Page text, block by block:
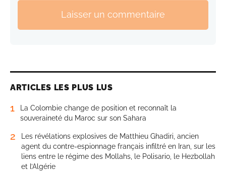
Laisser un commentaire
ARTICLES LES PLUS LUS
1
La Colombie change de position et reconnaît la
souveraineté du Maroc sur son Sahara
2
Les révélations explosives de Matthieu Ghadiri, ancien
agent du contre-espionnage français infiltré en Iran, sur les
liens entre le régime des Mollahs, le Polisario, le Hezbollah
et l’Algérie